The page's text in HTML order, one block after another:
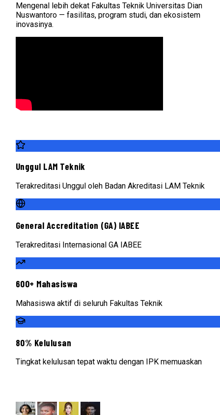
Mengenal lebih dekat Fakultas Teknik Universitas Dian
Nuswantoro — fasilitas, program studi, dan ekosistem
inovasinya.
Unggul LAM Teknik
Terakreditasi Unggul oleh Badan Akreditasi LAM Teknik
General Accreditation (GA) IABEE
Terakreditasi Internasional GA IABEE
600+ Mahasiswa
Mahasiswa aktif di seluruh Fakultas Teknik
80% Kelulusan
Tingkat kelulusan tepat waktu dengan IPK memuaskan